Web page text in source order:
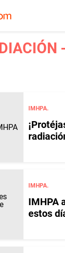
IMHPA.
IMHPA.
IMHPA
estos